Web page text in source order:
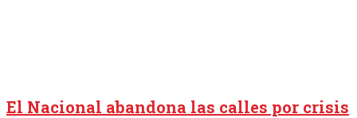
El Nacional abandona las calles por crisis